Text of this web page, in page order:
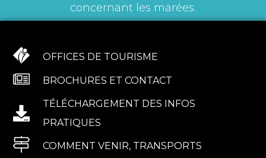
concernant les marées.
OFFICES DE TOURISME
BROCHURES ET CONTACT
TÉLÉCHARGEMENT DES INFOS
PRATIQUES
COMMENT VENIR, TRANSPORTS